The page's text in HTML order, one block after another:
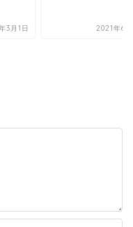
3月1日 2021年6